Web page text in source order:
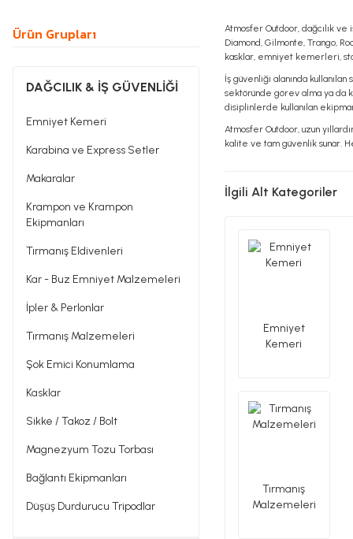
Ürün Grupları
DAĞCILIK & İŞ GÜVENLİĞİ
Emniyet Kemeri
Karabina ve Express Setler
Makaralar
Krampon ve Krampon
Ekipmanları
Tırmanış Eldivenleri
Kar - Buz Emniyet Malzemeleri
İpler & Perlonlar
Tırmanış Malzemeleri
Şok Emici Konumlama
Kasklar
Sikke / Takoz / Bolt
Magnezyum Tozu Torbası
Bağlantı Ekipmanları
Düşüş Durdurucu Tripodlar
Atmosfer Outdoor, dağcılık
Diamond, Gilmonte, Trango,
kasklar, emniyet kemerleri,
İş güvenliği alanında
sektöründe görev alma ya da
disiplinlerde kullanılan
Atmosfer Outdoor, uzun
kalite ve tam güvenlik sunar.
İlgili Alt Kategoriler
Emniyet
Kemeri
Tırmanış
Malzemeleri